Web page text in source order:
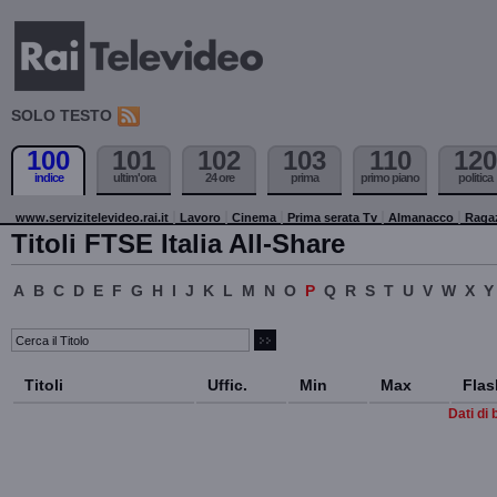
SOLO TESTO
100
indice
101
ultim'ora
102
24 ore
103
prima
110
primo piano
120
politica
www.servizitelevideo.rai.it Lavoro Cinema Prima serata Tv Almanacco
Titoli FTSE Italia All-Share
A B C D E F G H I J K L M N O P Q R S T U V W X Y
Titoli Uffic. Min Max
Dati di